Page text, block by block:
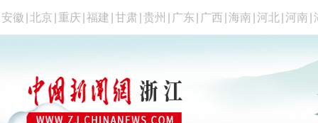
安徽 北京 重庆 福建 甘肃 贵州 广东 广西 海南 河北 河南